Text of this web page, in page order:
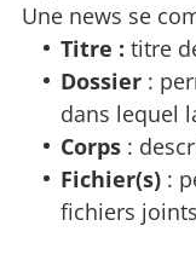
Une news se
Titre : titre
Dossier :
dans lequel
Corps :
Fichier(s) :
fichiers joints